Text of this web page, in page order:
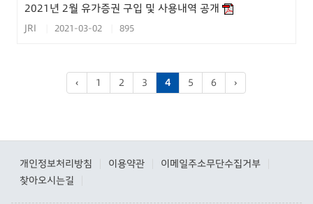
2021년 2월 유가증권 구입 및 사용내역 공개
JRI 2021-03-02 895
‹ 1 2 3 4 5 6 ›
개인정보처리방침 이용약관 이메일주소무단수집거부
찾아오시는길